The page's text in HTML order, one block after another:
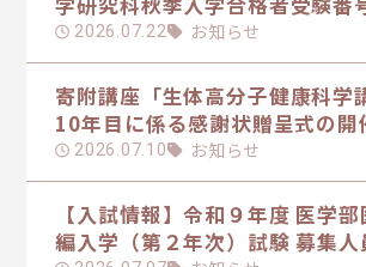
2026.07.22 お知らせ
寄附講座「生体高分子健康科学
10年目に係る感謝状贈呈式の開
2026.07.10 お知らせ
【入試情報】令和９年度 医学
編入学（第２年次）試験 募集人